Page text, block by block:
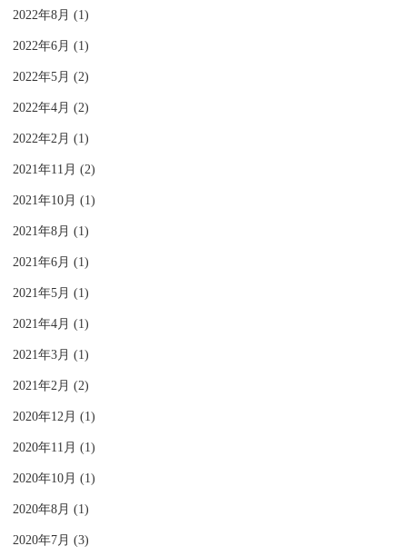
2022年8月 (1)
2022年6月 (1)
2022年5月 (2)
2022年4月 (2)
2022年2月 (1)
2021年11月 (2)
2021年10月 (1)
2021年8月 (1)
2021年6月 (1)
2021年5月 (1)
2021年4月 (1)
2021年3月 (1)
2021年2月 (2)
2020年12月 (1)
2020年11月 (1)
2020年10月 (1)
2020年8月 (1)
2020年7月 (3)